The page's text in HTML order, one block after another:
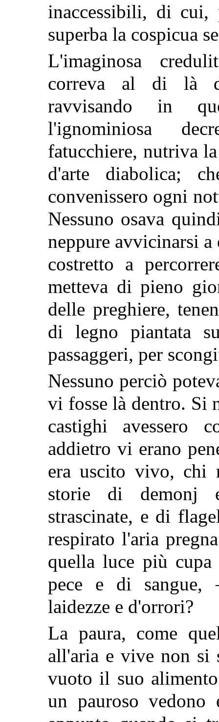
inaccessibili, di cui,
superba la cospicua
L'imaginosa
correva al di là
ravvisando in
l'ignominiosa
fatucchiere, nutriva
d'arte diabolica;
convenissero ogni
Nessuno osava
neppure avvicinarsi a
costretto a
metteva di pieno
delle preghiere,
di legno piantata
passaggeri, per
Nessuno perciò
vi fosse là dentro. Si
castighi avessero
addietro vi erano
era uscito vivo, chi
storie di demonj
strascinate, e di
respirato l'aria
quella luce più
pece e di
laidezze e d'orrori?
La paura, come
all'aria e vive non si
vuoto il suo
un pauroso